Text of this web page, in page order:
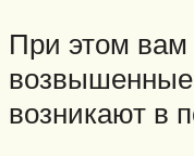
При этом вам
возвышенные
возникают в